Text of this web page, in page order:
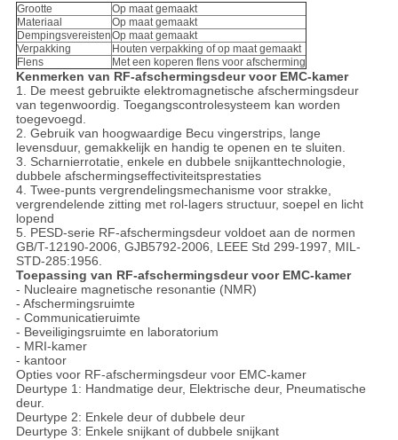
Grootte
Op maat gemaakt
Materiaal
Op maat gemaakt
DempingsvereistenOp maat gemaakt
Verpakking
Houten verpakking of op maat gemaakt
Flens
Met een koperen flens voor afscherming
Kenmerken van RF-afschermingsdeur voor EMC-kamer
1. De meest gebruikte elektromagnetische afschermingsdeur
van tegenwoordig. Toegangscontrolesysteem kan worden
toegevoegd.
2. Gebruik van hoogwaardige Becu vingerstrips, lange
levensduur, gemakkelijk en handig te openen en te sluiten.
3. Scharnierrotatie, enkele en dubbele snijkanttechnologie,
dubbele afschermingseffectiviteitsprestaties
4. Twee-punts vergrendelingsmechanisme voor strakke,
vergrendelende zitting met rol-lagers structuur, soepel en licht
lopend
5. PESD-serie RF-afschermingsdeur voldoet aan de normen
GB/T-12190-2006, GJB5792-2006, LEEE Std 299-1997, MIL-
STD-285:1956.
Toepassing van RF-afschermingsdeur voor EMC-kamer
- Nucleaire magnetische resonantie (NMR)
- Afschermingsruimte
- Communicatieruimte
- Beveiligingsruimte en laboratorium
- MRI-kamer
- kantoor
Opties voor RF-afschermingsdeur voor EMC-kamer
Deurtype 1: Handmatige deur, Elektrische deur, Pneumatische
deur.
Deurtype 2: Enkele deur of dubbele deur
Deurtype 3: Enkele snijkant of dubbele snijkant